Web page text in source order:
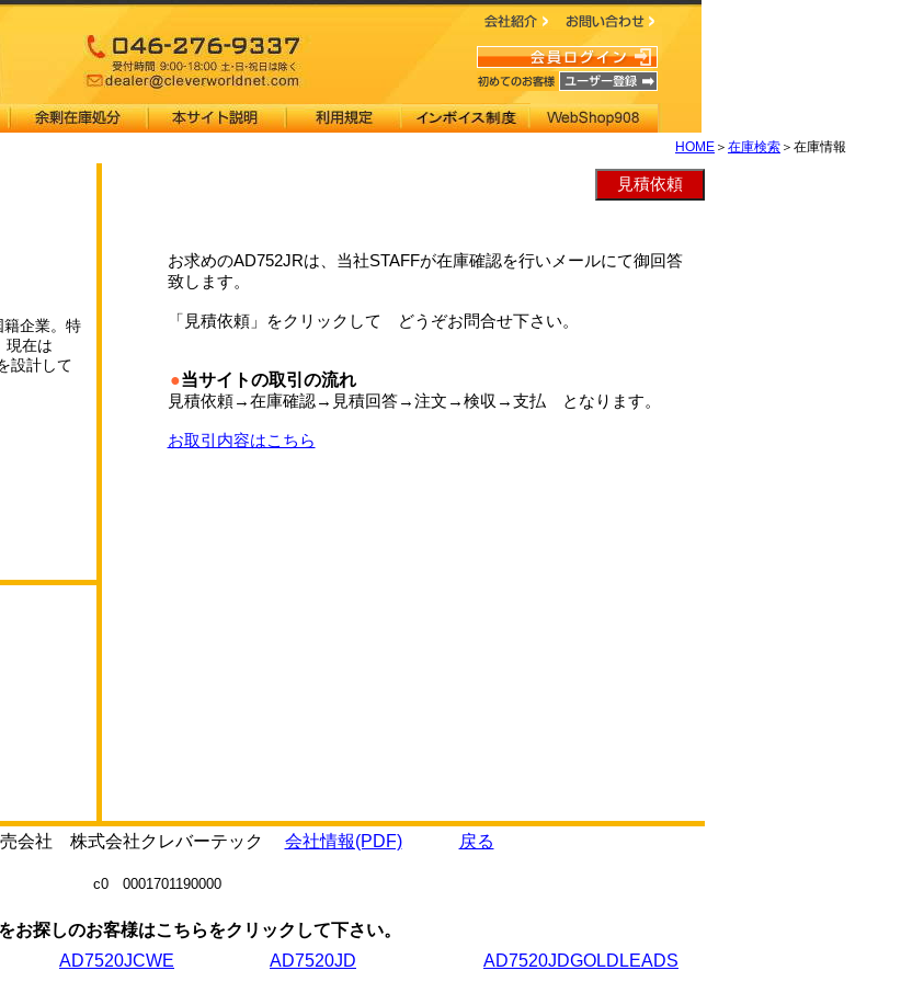
HOME ＞ 在庫検索 ＞在庫情報
企業。特
現在は
設計して
お求めのAD752JRは、当社STAFFが在庫確認を行いメールにて御回答
致します。
「見積依頼」をクリックして どうぞお問合せ下さい。
●当サイトの取引の流れ
見積依頼→在庫確認→見積回答→注文→検収→支払 となります。
お取引内容はこちら
売会社 株式会社クレバーテック 会社情報(PDF) 戻る
c0 0001701190000
お探しのお客様はこちらをクリックして下さい。
AD7520JCWE AD7520JD AD7520JDGOLDLEADS